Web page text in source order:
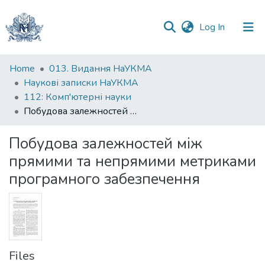
Log In (current)
Communities
&
Collections
All of DSpace
Statistics
Home
013. Видання НаУКМА
Наукові записки НаУКМА
112: Комп'ютерні науки
Побудова залежностей між прямими та непрямими метриками програмного забезпечення
Побудова залежностей між
прямими та непрямими метриками
програмного забезпечення
Files